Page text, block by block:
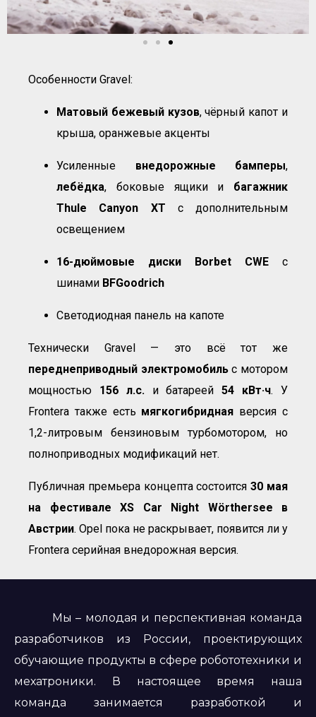
Особенности Gravel:
Матовый бежевый кузов, чёрный капот и
крыша, оранжевые акценты
Усиленные внедорожные бамперы,
лебёдка, боковые ящики и багажник
Thule Canyon XT с дополнительным
освещением
16-дюймовые диски Borbet CWE с
шинами BFGoodrich
Светодиодная панель на капоте
Технически Gravel — это всё тот же
переднеприводный электромобильс мотором
мощностью 156 л.с. и батареей54 кВт·ч. У
Frontera также есть мягкогибридная версия с
1,2-литровым бензиновым турбомотором, но
полноприводных модификаций нет.
Публичная премьера концепта состоится30 мая
на фестивале XS Car Night Wörthersee в
Австрии. Opel пока не раскрывает, появится ли у
Frontera серийная внедорожная версия.
Мы – молодая и перспективная команда
разработчиков из России, проектирующих
обучающие продукты в сфере робототехники и
мехатроники. В настоящее время наша
команда занимается разработкой и